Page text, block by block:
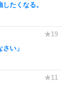
たくなる。
い」